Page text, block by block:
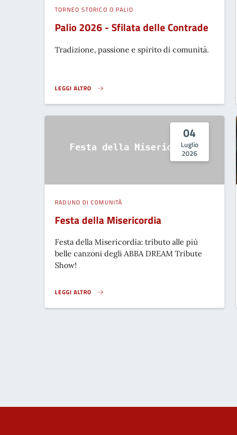
TORNEO STORICO O PALIO
Palio 2026 - Sfilata delle Contrade
Tradizione, passione e spirito di comunità.
LEGGI ALTRO
PALIO 2026 - SFILATA DELLE CONTRADE}
04
Luglio
2026
RADUNO DI COMUNITÀ
Festa della Misericordia
Festa della Misericordia: tributo alle più
belle canzoni degli ABBA DREAM Tribute
Show!
LEGGI ALTRO
FESTA DELLA MISERICORDIA}